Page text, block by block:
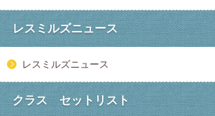
レスミルズニュース
レスミルズニュース
クラス セットリスト